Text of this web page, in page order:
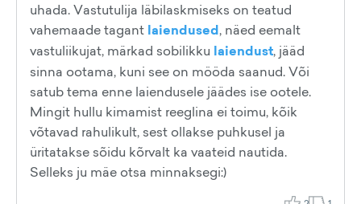
uhada. Vastutulija läbilaskmiseks on teatud
vahemaade tagant laiendused, näed eemalt
vastuliikujat, märkad sobilikku laiendust, jääd
sinna ootama, kuni see on mööda saanud. Või
satub tema enne laiendusele jäädes ise ootele.
Mingit hullu kimamist reeglina ei toimu, kõik
võtavad rahulikult, sest ollakse puhkusel ja
üritatakse sõidu kõrvalt ka vaateid nautida.
Selleks ju mäe otsa minnaksegi:)